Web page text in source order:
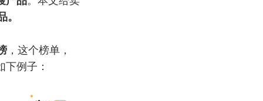
，这个榜单，
例子：